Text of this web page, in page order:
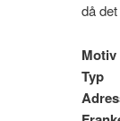
då
Motiv
Typ